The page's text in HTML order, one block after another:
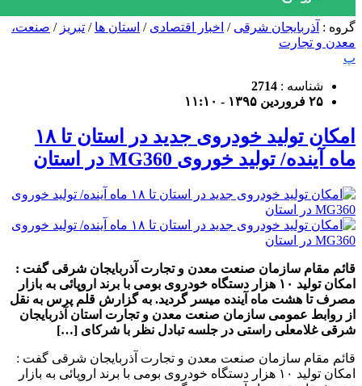
گروه : آذربایجان شرقی / اخبار اقتصادی / استان ها / تبریز / صنعت،
معدن و تجارت
پ
شناسه : 2714
۲۵ فروردین ۱۳۹۵ - ۱۱:۱۰
امکان تولید خودروی جدید در استان تا ۱۸
ماه آینده/ تولید خوروی MG360 در استان
قائم مقام سازمان صنعت معدن و تجارت آذربایجان شرقی گفت :
امکان تولید ۱۰ هزار دستگاه خودروی بومی با برند اروپائی به بازار
مصرف تا هشت ماه آینده میسر گردید. به گزارش قلم پرس به نقل
از روابط عمومی سازمان صنعت معدن و تجارت استان آذربایجان
شرقی غلامعلی راستی در جلسه تبادل نظر با شرکای […]
قائم مقام سازمان صنعت معدن و تجارت آذربایجان شرقی گفت :
امکان تولید ۱۰ هزار دستگاه خودروی بومی با برند اروپائی به بازار